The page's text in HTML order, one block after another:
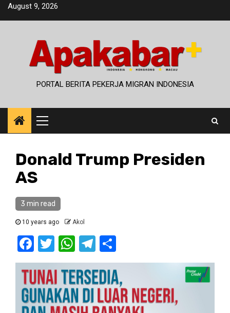
SkipAugust 9, 2026
PORTAL BERITA PEKERJA MIGRAN INDONESIA
Primary
Menu
Donald Trump Presiden
AS
3 min read
10 years ago Akol
Facebook
Twitter
WhatsApp
Telegram